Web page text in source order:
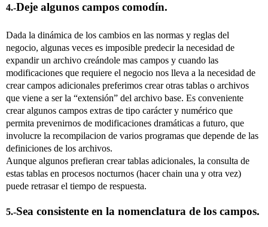
4.-Deje algunos campos comodín.
Dada la dinámica de los cambios en las normas y reglas del
negocio, algunas veces es imposible predecir la necesidad de
expandir un archivo creándole mas campos y cuando las
modificaciones que requiere el negocio nos lleva a la necesidad de
crear campos adicionales preferimos crear otras tablas o archivos
que viene a ser la “extensión” del archivo base. Es conveniente
crear algunos campos extras de tipo carácter y numérico que
permita prevenirnos de modificaciones dramáticas a futuro, que
involucre la recompilacion de varios programas que depende de las
definiciones de los archivos.
Aunque algunos prefieran crear tablas adicionales, la consulta de
estas tablas en procesos nocturnos (hacer chain una y otra vez)
puede retrasar el tiempo de respuesta.
5.-Sea consistente en la nomenclatura de los campos.